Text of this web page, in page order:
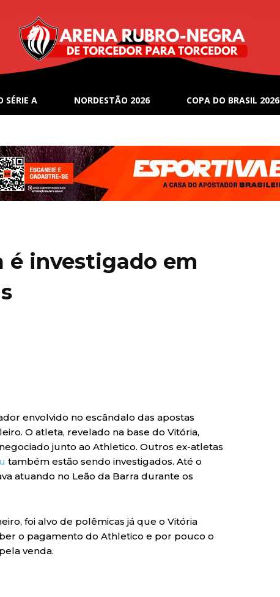
SÉRIE A NORDESTÃO 2026 COPA DO BRASIL 2026
é investigado em
envolvido no escândalo das apostas
O atleta, revelado na base do Vitória,
junto ao Athletico. Outros ex-atletas
também estão sendo investigados. Até o
atuando no Leão da Barra durante os
foi alvo de polêmicas já que o Vitória
o pagamento do Athletico e por pouco o
venda.